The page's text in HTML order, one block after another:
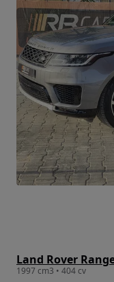
1997 cm3 • 404 cv